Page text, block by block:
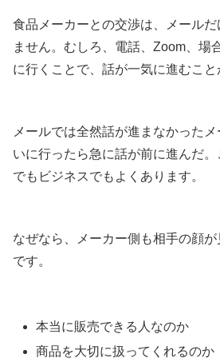
食品メーカーとの交渉は、メールだ
ません。むしろ、電話、Zoom、場
に行くことで、話が一気に進むこと
メールでは全然話が進まなかった
いに行ったら急に話が前に進んだ
でもビジネスでもよくあります。
なぜなら、メーカー側も相手の顔
です。
本当に販売できる人なのか
商品を大切に扱ってくれるのか